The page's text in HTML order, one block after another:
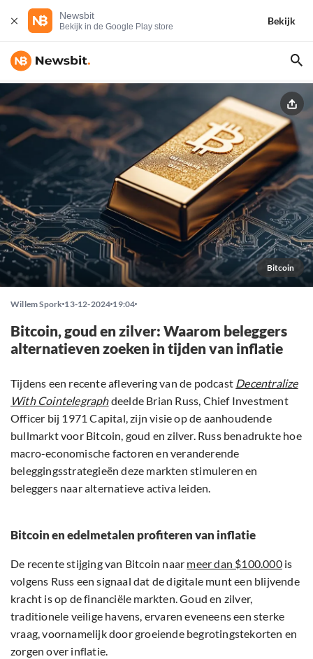
Newsbit
Bekijk in de Google Play store
Bekijk
Bitcoin
Willem Spork 13-12-2024 19:04
Bitcoin, goud en zilver: Waarom beleggers
alternatieven zoeken in tijden van inflatie
Tijdens een recente aflevering van de podcast Decentralize
With Cointelegraphdeelde Brian Russ, Chief Investment
Officer bij 1971 Capital, zijn visie op de aanhoudende
bullmarkt voor Bitcoin, goud en zilver. Russ benadrukte hoe
macro-economische factoren en veranderende
beleggingsstrategieën deze markten stimuleren en
beleggers naar alternatieve activa leiden.
Bitcoin en edelmetalen profiteren van inflatie
De recente stijging van Bitcoin naar meer dan $100.000is
volgens Russ een signaal dat de digitale munt een blijvende
kracht is op de financiële markten. Goud en zilver,
traditionele veilige havens, ervaren eveneens een sterke
vraag, voornamelijk door groeiende begrotingstekorten en
zorgen over inflatie.